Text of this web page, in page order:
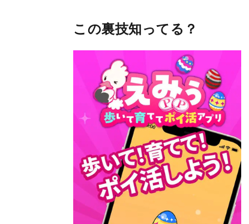
この裏技知ってる？